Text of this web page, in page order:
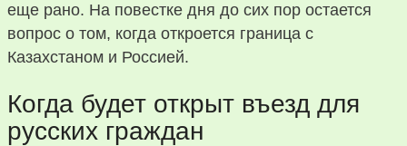
еще рано. На повестке дня до сих пор остается
вопрос о том, когда откроется граница с
Казахстаном и Россией.
Когда будет открыт въезд для
русских граждан